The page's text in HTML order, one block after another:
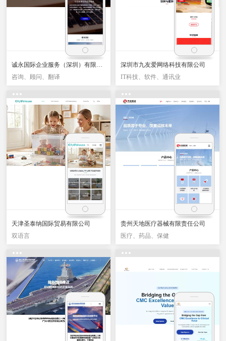
诚永国际企业服务（深圳）有限公司
咨询、顾问、翻译
深圳市九友爱网络科技有限公司
IT科技、软件、通讯业
天津圣泰纳国际贸易有限公司
双语言
贵州天地医疗器械有限责任公司
医疗、药品、保健